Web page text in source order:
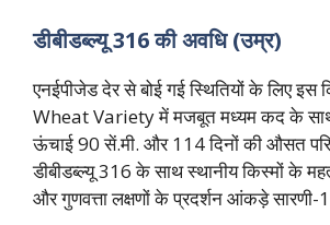
डीबीडब्ल्यू 316 की अवधि (उम्र)
एनईपीजेड देर से बोई गई स्थितियों के लिए
Wheat Variety में मजबूत मध्यम कद के
ऊंचाई 90 सें.मी. और 114 दिनों की औसत
डीबीडब्ल्यू 316 के साथ स्थानीय किस्मों के
और गुणवत्ता लक्षणों के प्रदर्शन आंकड़े सारणी-